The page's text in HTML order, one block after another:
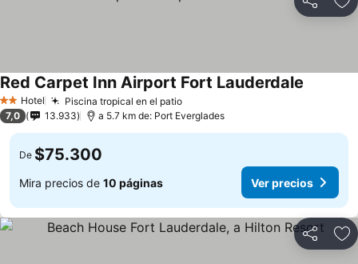
Compartir
2 Estrellas
Hotel Piscina tropical en el patio
Red Carpet Inn Airport Fort Lauderdale
7,0 13.933 a 5.7 km de: Port Everglades
De $75.300
Mira precios de 10 páginas Ver precios
Compartir